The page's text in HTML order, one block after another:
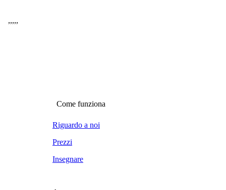
,,,,,
Come funziona
Riguardo a noi
Prezzi
Insegnare